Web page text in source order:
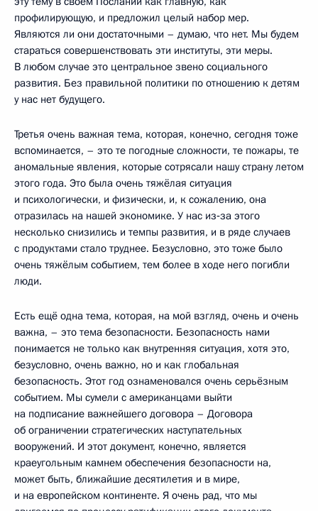
профилирующую, и предложил целый набор мер.
Являются ли они достаточными – думаю, что нет. Мы будем
стараться совершенствовать эти институты, эти меры.
В любом случае это центральное звено социального
развития. Без правильной политики по отношению к детям
у нас нет будущего.
Третья очень важная тема, которая, конечно, сегодня тоже
вспоминается, – это те погодные сложности, те пожары, те
аномальные явления, которые сотрясали нашу страну летом
этого года. Это была очень тяжёлая ситуация
и психологически, и физически, и, к сожалению, она
отразилась на нашей экономике. У нас из‑за этого
несколько снизились и темпы развития, и в ряде случаев
с продуктами стало труднее. Безусловно, это тоже было
очень тяжёлым событием, тем более в ходе него погибли
люди.
Есть ещё одна тема, которая, на мой взгляд, очень и очень
важна, – это тема безопасности. Безопасность нами
понимается не только как внутренняя ситуация, хотя это,
безусловно, очень важно, но и как глобальная
безопасность. Этот год ознаменовался очень серьёзным
событием. Мы сумели с американцами выйти
на подписание важнейшего договора – Договора
об ограничении стратегических наступательных
вооружений. И этот документ, конечно, является
краеугольным камнем обеспечения безопасности на,
может быть, ближайшие десятилетия и в мире,
и на европейском континенте. Я очень рад, что мы